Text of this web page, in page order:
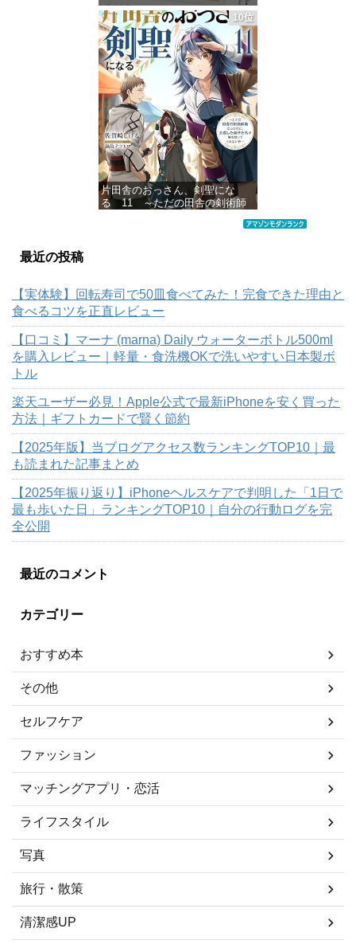
価格：¥862
10位
片田舎のおっさん、剣聖にな
る 11 ～ただの田舎の剣術師
ちが俺を放ってくれない件～ (デ
最近の投稿
【実体験】回転寿司で50皿食べてみた！完食できた理由と
食べるコツを正直レビュー
【口コミ】マーナ (marna) Daily ウォーターボトル500ml
を購入レビュー｜軽量・食洗機OKで洗いやすい日本製ボ
トル
楽天ユーザー必見！Apple公式で最新iPhoneを安く買った
方法｜ギフトカードで賢く節約
【2025年版】当ブログアクセス数ランキングTOP10｜最
も読まれた記事まとめ
【2025年振り返り】iPhoneヘルスケアで判明した「1日で
最も歩いた日」ランキングTOP10｜自分の行動ログを完
全公開
最近のコメント
カテゴリー
おすすめ本
その他
セルフケア
ファッション
マッチングアプリ・恋活
ライフスタイル
写真
旅行・散策
清潔感UP